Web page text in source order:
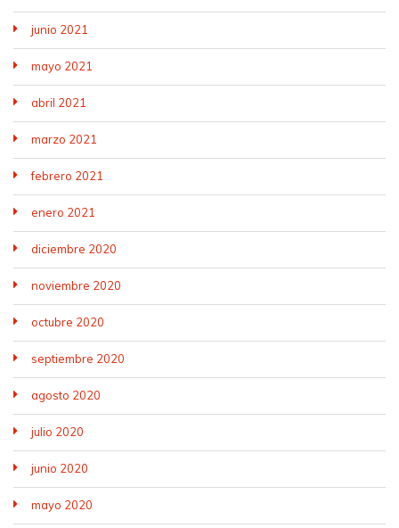
junio 2021
mayo 2021
abril 2021
marzo 2021
febrero 2021
enero 2021
diciembre 2020
noviembre 2020
octubre 2020
septiembre 2020
agosto 2020
julio 2020
junio 2020
mayo 2020